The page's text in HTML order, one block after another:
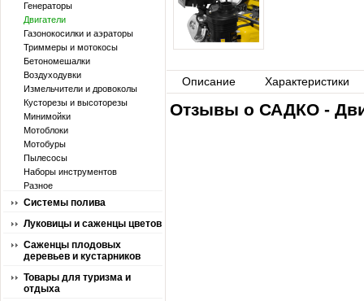
Генераторы
Двигатели
Газонокосилки и аэраторы
Триммеры и мотокосы
Бетономешалки
Воздуходувки
Измельчители и дровоколы
Кусторезы и высоторезы
Минимойки
Мотоблоки
Мотобуры
Пылесосы
Наборы инструментов
Разное
Системы полива
Луковицы и саженцы цветов
Саженцы плодовых
деревьев и кустарников
Товары для туризма и
отдыха
Описание Характеристики
Отзывы о САДКО -